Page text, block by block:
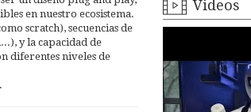
en nuestro ecosistema.
scratch), secuencias de
y la capacidad de
diferentes niveles de
Videos